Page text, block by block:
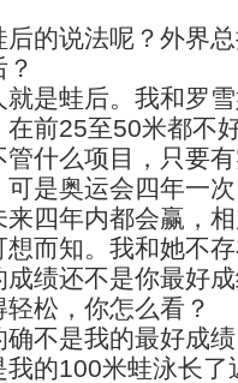
说法呢？外界总
蛙后。我和罗雪
在前25至50米都不
什么项目，只要
可是奥运会四年一
四年内都会赢，
而知。我和她不
还不是你最好成
松，你怎么看？
是我的最好成绩
我的100米蛙泳长